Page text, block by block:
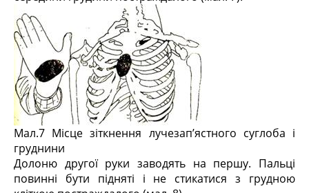
Мал.7 Місце зіткнення лучезап’ястного суглоба і
груднини
Долоню другої руки заводять на першу. Пальці
повинні бути підняті і не стикатися з грудною